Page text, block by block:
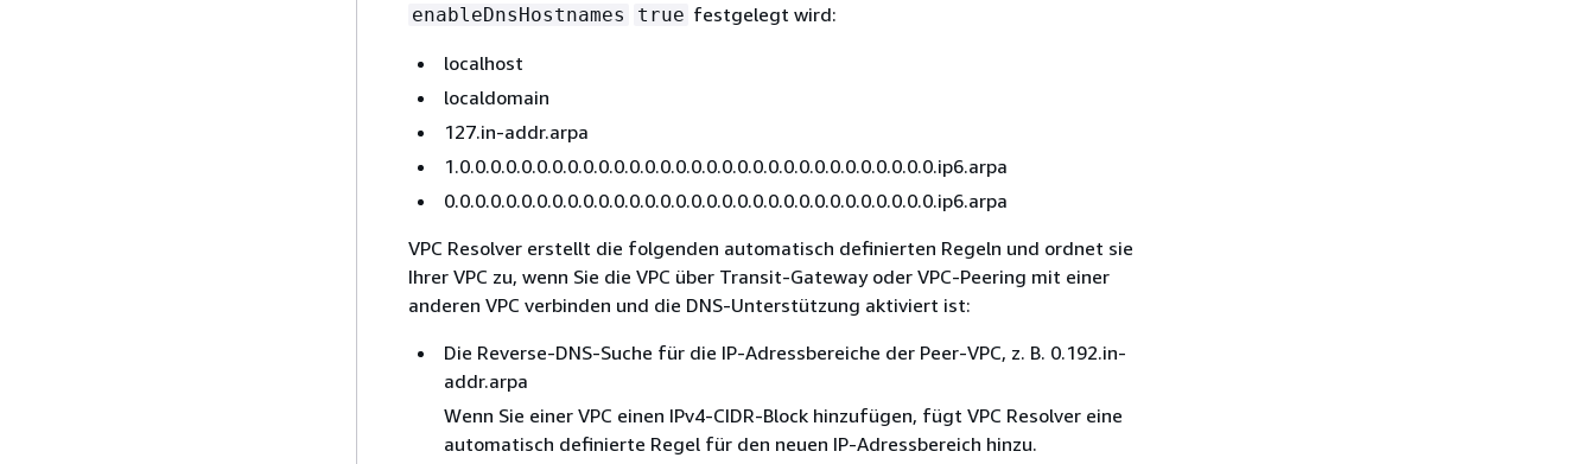
enableDnsHostnames true festgelegt wird:
localhost
localdomain
127.in-addr.arpa
1.0.0.0.0.0.0.0.0.0.0.0.0.0.0.0.0.0.0.0.0.0.0.0.0.0.0.0.0.0.0.0.ip6.arpa
0.0.0.0.0.0.0.0.0.0.0.0.0.0.0.0.0.0.0.0.0.0.0.0.0.0.0.0.0.0.0.0.ip6.arpa
VPC Resolver erstellt die folgenden automatisch definierten Regeln und ordnet sie
Ihrer VPC zu, wenn Sie die VPC über Transit-Gateway oder VPC-Peering mit einer
anderen VPC verbinden und die DNS-Unterstützung aktiviert ist:
Die Reverse-DNS-Suche für die IP-Adressbereiche der Peer-VPC, z. B. 0.192.in-
addr.arpa
Wenn Sie einer VPC einen IPv4-CIDR-Block hinzufügen, fügt VPC Resolver eine
automatisch definierte Regel für den neuen IP-Adressbereich hinzu.